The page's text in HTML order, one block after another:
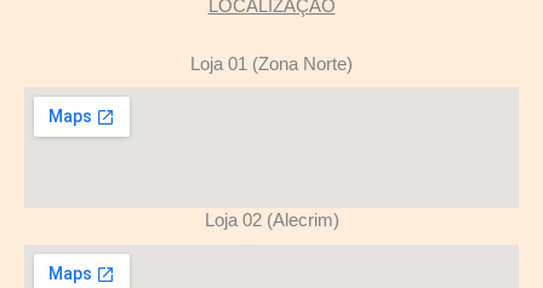
LOCALIZAÇÃO
Loja 01 (Zona Norte)
Loja 02 (Alecrim)